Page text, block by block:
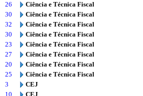
26
Ciência e Técnica Fiscal
30
Ciência e Técnica Fiscal
32
Ciência e Técnica Fiscal
30
Ciência e Técnica Fiscal
23
Ciência e Técnica Fiscal
27
Ciência e Técnica Fiscal
20
Ciência e Técnica Fiscal
25
Ciência e Técnica Fiscal
3
CEJ
10
CEJ